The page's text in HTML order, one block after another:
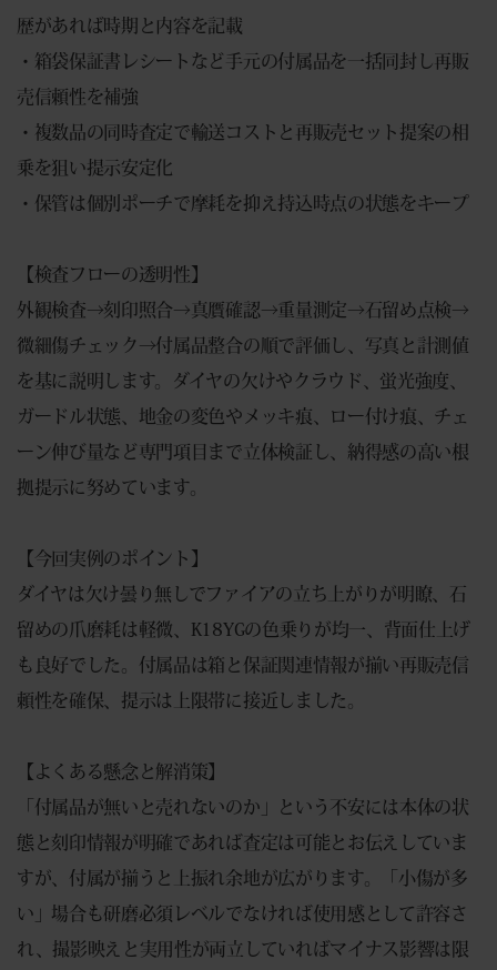
歴があれば時期と内容を記載
・箱袋保証書レシートなど手元の付属品を一括同封し再販
売信頼性を補強
・複数品の同時査定で輸送コストと再販売セット提案の相
乗を狙い提示安定化
・保管は個別ポーチで摩耗を抑え持込時点の状態をキープ
【検査フローの透明性】
外観検査→刻印照合→真贋確認→重量測定→石留め点検→
微細傷チェック→付属品整合の順で評価し、写真と計測値
を基に説明します。ダイヤの欠けやクラウド、蛍光強度、
ガードル状態、地金の変色やメッキ痕、ロー付け痕、チェ
ーン伸び量など専門項目まで立体検証し、納得感の高い根
拠提示に努めています。
【今回実例のポイント】
ダイヤは欠け曇り無しでファイアの立ち上がりが明瞭、石
留めの爪磨耗は軽微、K18YGの色乗りが均一、背面仕上げ
も良好でした。付属品は箱と保証関連情報が揃い再販売信
頼性を確保、提示は上限帯に接近しました。
【よくある懸念と解消策】
「付属品が無いと売れないのか」という不安には本体の状
態と刻印情報が明確であれば査定は可能とお伝えしていま
すが、付属が揃うと上振れ余地が広がります。「小傷が多
い」場合も研磨必須レベルでなければ使用感として許容さ
れ、撮影映えと実用性が両立していればマイナス影響は限